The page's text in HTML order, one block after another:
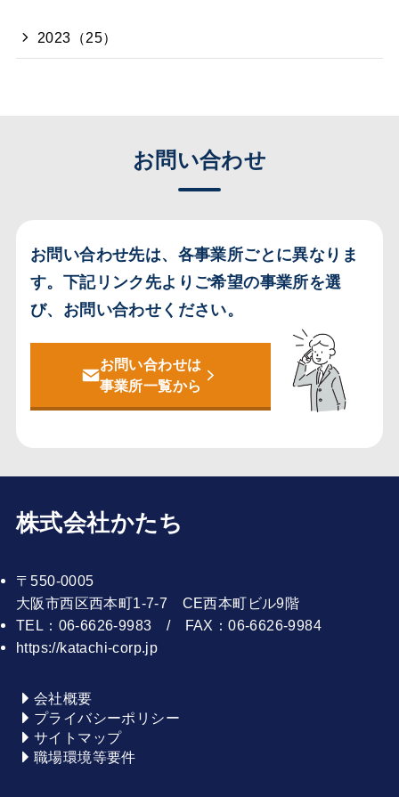
2023（25）
お問い合わせ
お問い合わせ先は、各事業所ごとに異なりま
す。 下記リンク先よりご希望の事業所を選
び、お問い合わせください。
お問い合わせは
事業所一覧から
株式会社かたち
〒550-0005
大阪市西区西本町1-7-7 CE西本町ビル9階
TEL：06-6626-9983 / FAX：06-6626-9984
https://katachi-corp.jp
会社概要
プライバシーポリシー
サイトマップ
職場環境等要件